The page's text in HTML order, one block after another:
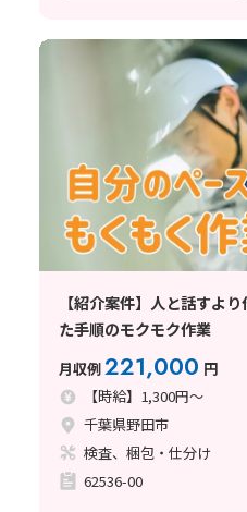
【紹介案件】人と話すよ
た手順のモクモク作業
月収例221,000 円
【時給】1,300円～
千葉県野田市
検査、梱包・仕分け
62536-00